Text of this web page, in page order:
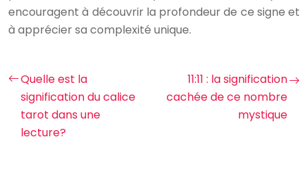
encouragent à découvrir la profondeur de ce signe et
à apprécier sa complexité unique.
Quelle est la
signification du calice
tarot dans une
lecture?
11:11 : la signification
cachée de ce nombre
mystique